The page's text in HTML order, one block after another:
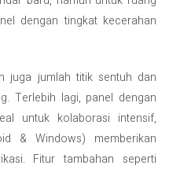
dengan tingkat kecerahan
juga jumlah titik sentuh dan
Terlebih lagi, panel dengan
untuk kolaborasi intensif,
& Windows) memberikan
Fitur tambahan seperti